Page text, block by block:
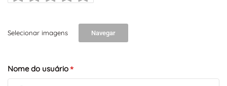
Selecionar imagens Navegar
Nome do usuário*